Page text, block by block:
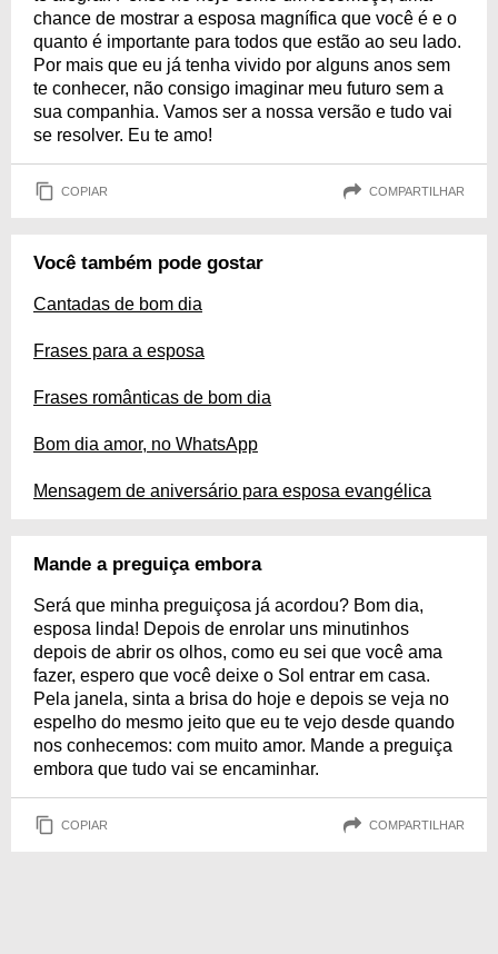
chance de mostrar a esposa magnífica que você é e o
quanto é importante para todos que estão ao seu lado.
Por mais que eu já tenha vivido por alguns anos sem
te conhecer, não consigo imaginar meu futuro sem a
sua companhia. Vamos ser a nossa versão e tudo vai
se resolver. Eu te amo!
COPIAR COMPARTILHAR
Você também pode gostar
Cantadas de bom dia
Frases para a esposa
Frases românticas de bom dia
Bom dia amor, no WhatsApp
Mensagem de aniversário para esposa evangélica
Mande a preguiça embora
Será que minha preguiçosa já acordou? Bom dia,
esposa linda! Depois de enrolar uns minutinhos
depois de abrir os olhos, como eu sei que você ama
fazer, espero que você deixe o Sol entrar em casa.
Pela janela, sinta a brisa do hoje e depois se veja no
espelho do mesmo jeito que eu te vejo desde quando
nos conhecemos: com muito amor. Mande a preguiça
embora que tudo vai se encaminhar.
COPIAR COMPARTILHAR